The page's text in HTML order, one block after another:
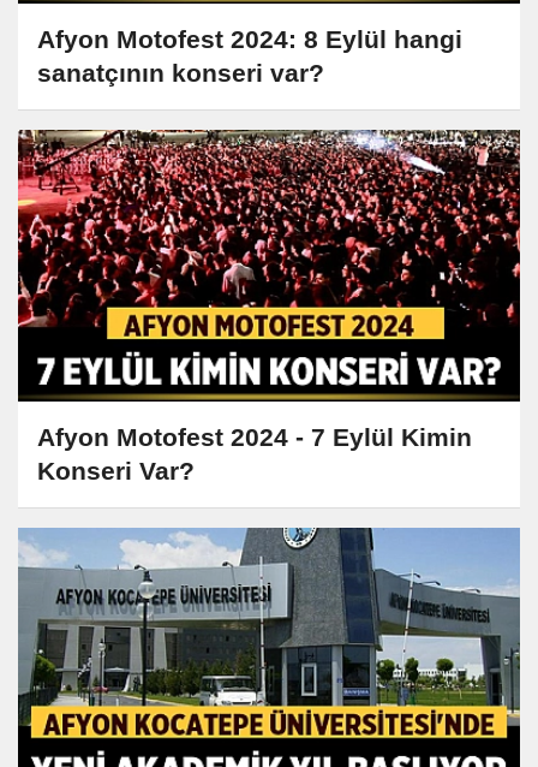
Afyon Motofest 2024: 8 Eylül hangi
sanatçının konseri var?
Afyon Motofest 2024 - 7 Eylül Kimin
Konseri Var?